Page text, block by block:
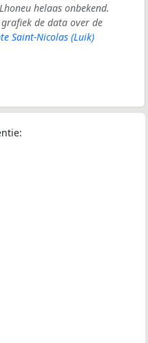
helaas onbekend.
de data over de
Saint-Nicolas (Luik)